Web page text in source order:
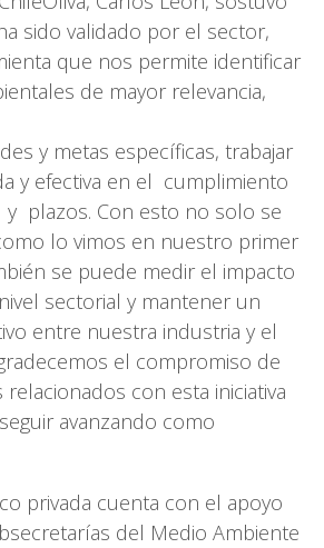
sido validado por el sector,
que nos permite identificar
de mayor relevancia,
y metas específicas, trabajar
y efectiva en el cumplimiento
plazos. Con esto no solo se
lo vimos en nuestro primer
se puede medir el impacto
sectorial y mantener un
entre nuestra industria y el
el compromiso de
con esta iniciativa
avanzando como
privada cuenta con el apoyo
del Medio Ambiente